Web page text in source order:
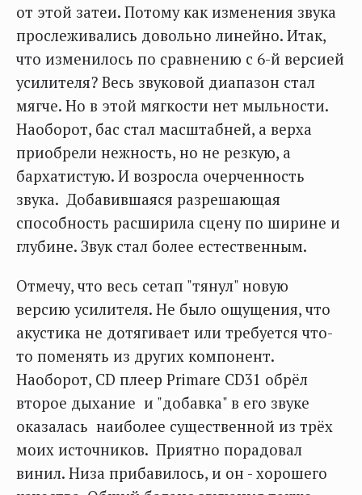
от этой затеи. Потому как изменения звука
прослеживались довольно линейно. Итак,
что изменилось по сравнению с 6-й версией
усилителя? Весь звуковой диапазон стал
мягче. Но в этой мягкости нет мыльности.
Наоборот, бас стал масштабней, а верха
приобрели нежность, но не резкую, а
бархатистую. И возросла очерченность
звука. Добавившаяся разрешающая
способность расширила сцену по ширине и
глубине. Звук стал более естественным.
Отмечу, что весь сетап "тянул" новую
версию усилителя. Не было ощущения, что
акустика не дотягивает или требуется что-
то поменять из других компонент.
Наоборот, CD плеер Primare CD31 обрёл
второе дыхание и "добавка" в его звуке
оказалась наиболее существенной из трёх
моих источников. Приятно порадовал
винил. Низа прибавилось, и он - хорошего